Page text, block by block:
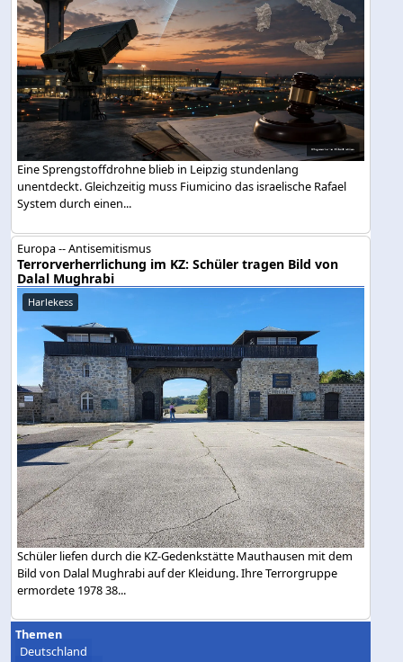
Eine Sprengstoffdrohne blieb in Leipzig stundenlang
unentdeckt. Gleichzeitig muss Fiumicino das israelische Rafael
System durch einen...
Europa -- Antisemitismus
Terrorverherrlichung im KZ: Schüler tragen Bild von
Dalal Mughrabi
Harlekess
Schüler liefen durch die KZ-Gedenkstätte Mauthausen mit dem
Bild von Dalal Mughrabi auf der Kleidung. Ihre Terrorgruppe
ermordete 1978 38...
Themen
Deutschland